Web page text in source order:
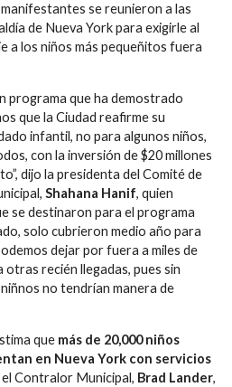
manifestantes se reunieron a las
de Nueva York para exigirle al
a los niños más pequeñitos fuera
programa que ha demostrado
que la Ciudad reafirme su
infantil, no para algunos niños,
con la inversión de $20 millones
dijo la presidenta del Comité de
Shahana Hanif, quien
se destinaron para el programa
solo cubrieron medio año para
dejar por fuera a miles de
otras recién llegadas, pues sin
no tendrían manera de
que más de 20,000 niños
en Nueva York con servicios
el Contralor Municipal, Brad Lander,